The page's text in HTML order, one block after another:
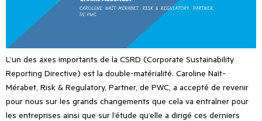
L’un des axes importants de la CSRD (Corporate Sustainability
Reporting Directive) est la double-matérialité. Caroline Naït-
Mérabet, Risk & Regulatory, Partner, de PWC, a accepté de revenir
pour nous sur les grands changements que cela va entraîner pour
les entreprises ainsi que sur l’étude qu’elle a dirigé ces derniers